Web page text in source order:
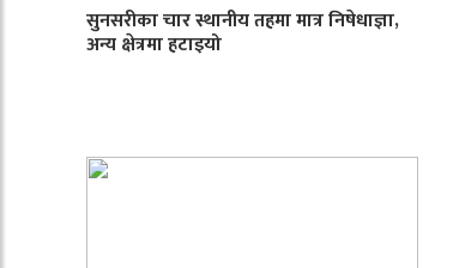
सुनसरीका चार स्थानीय तहमा मात्र निषेधाज्ञा,
अन्य क्षेत्रमा हटाइयो